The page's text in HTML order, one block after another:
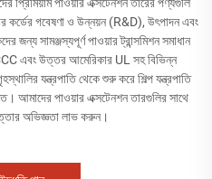
কর্ডের গবেষণা ও উন্নয়ন (R&D), উৎপাদন এবং
জন্য সামঞ্জস্যপূর্ণ পাওয়ার ট্রান্সমিশন সমাধান
এবং উত্তর আমেরিকার UL সহ বিভিন্ন
যন্ত্রপাতি থেকে শুরু করে শিল্প যন্ত্রপাতি
আমাদের পাওয়ার এক্সটেনশন তারগুলির সাথে
অভিজ্ঞতা লাভ করুন।